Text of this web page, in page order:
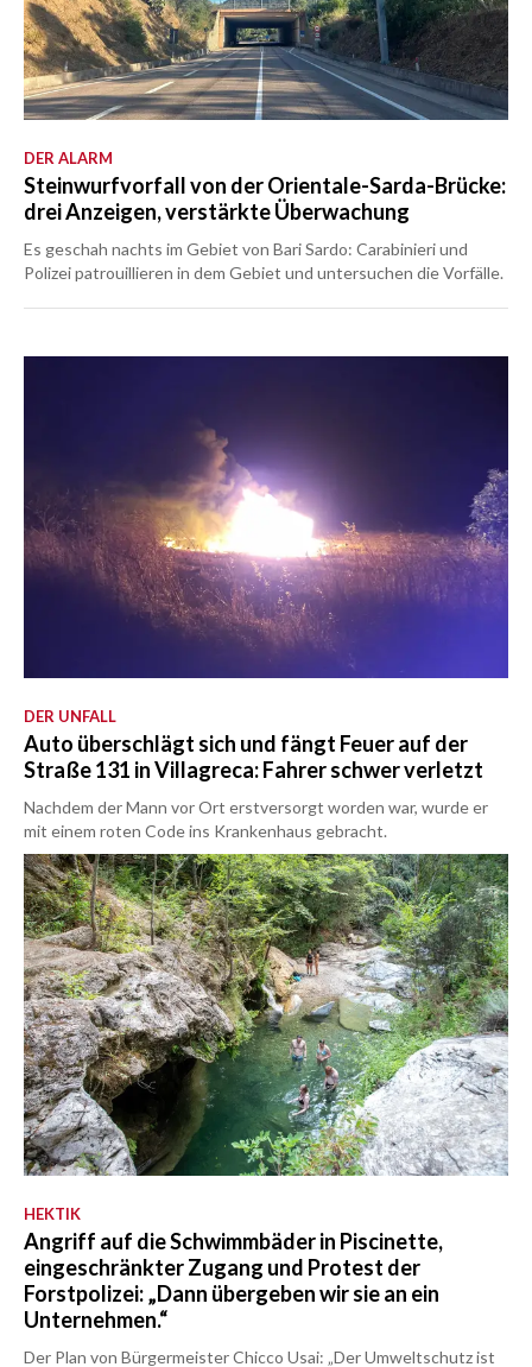
DER ALARM
Steinwurfvorfall von der Orientale-Sarda-Brücke:
drei Anzeigen, verstärkte Überwachung
Es geschah nachts im Gebiet von Bari Sardo: Carabinieri und
Polizei patrouillieren in dem Gebiet und untersuchen die Vorfälle.
DER UNFALL
Auto überschlägt sich und fängt Feuer auf der
Straße 131 in Villagreca: Fahrer schwer verletzt
Nachdem der Mann vor Ort erstversorgt worden war, wurde er
mit einem roten Code ins Krankenhaus gebracht.
HEKTIK
Angriff auf die Schwimmbäder in Piscinette,
eingeschränkter Zugang und Protest der
Forstpolizei: „Dann übergeben wir sie an ein
Unternehmen.“
Der Plan von Bürgermeister Chicco Usai: „Der Umweltschutz ist